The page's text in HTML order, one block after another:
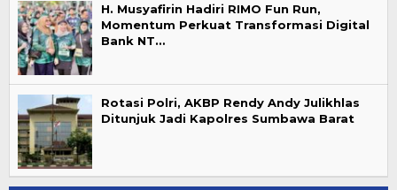
H. Musyafirin Hadiri RIMO Fun Run,
Momentum Perkuat Transformasi Digital
Bank NT…
Rotasi Polri, AKBP Rendy Andy Julikhlas
Ditunjuk Jadi Kapolres Sumbawa Barat